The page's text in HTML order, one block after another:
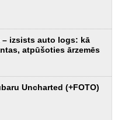
izsists auto logs: kā
atpūšoties ārzemēs
Uncharted (+FOTO)